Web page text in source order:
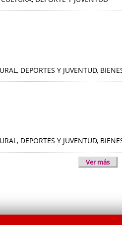
DEPORTES Y JUVENTUD,
DEPORTES Y JUVENTUD,
Ver más